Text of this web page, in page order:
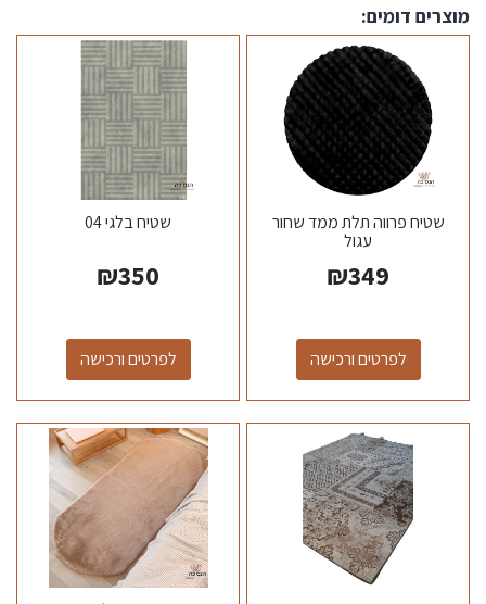
מוצרים דומים:
שטיח פרווה תלת ממד שחור
עגול
₪349
לפרטים ורכישה
שטיח בלגי 04
₪350
לפרטים ורכישה